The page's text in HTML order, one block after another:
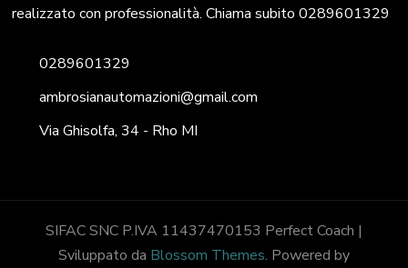
realizzato con professionalità. Chiama subito 0289601329
0289601329
ambrosianautomazioni@gmail.com
Via Ghisolfa, 34 - Rho MI
SIFAC SNC P.IVA 11437470153 Perfect Coach |
Sviluppato da Blossom Themes. Powered by